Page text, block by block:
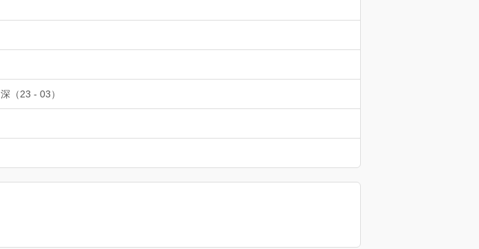
深（23 - 03）